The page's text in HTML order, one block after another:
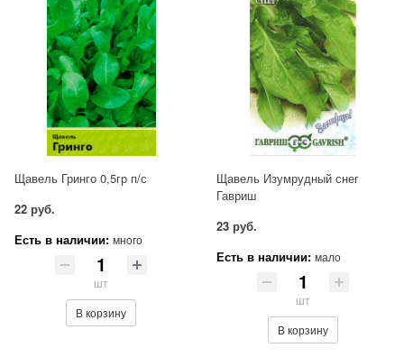
Щавель Гринго 0,5гр п/с
22 руб.
Есть в наличии: много
шт
В корзину
Щавель Изумрудный снег
Гавриш
23 руб.
Есть в наличии: мало
шт
В корзину